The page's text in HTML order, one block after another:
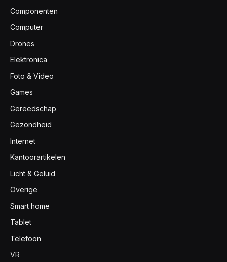
Componenten
Computer
Drones
Elektronica
Foto & Video
Games
Gereedschap
Gezondheid
Internet
Kantoorartikelen
Licht & Geluid
Overige
Smart home
Tablet
Telefoon
VR